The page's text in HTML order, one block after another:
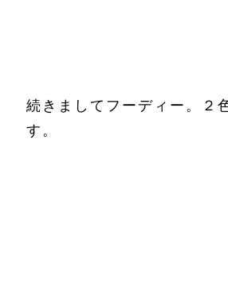
続きましてフーディー。２
す。